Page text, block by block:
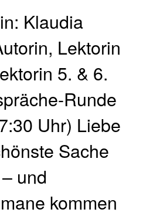
Klaudia
Lektorin
5. & 6.
Runde
Uhr) Liebe
Sache
und
kommen